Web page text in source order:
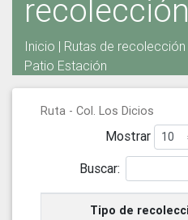
recolección
Inicio | Rutas de recolección
Patio Estación
Ruta - Col. Los Dicios
Mostrar
Buscar: